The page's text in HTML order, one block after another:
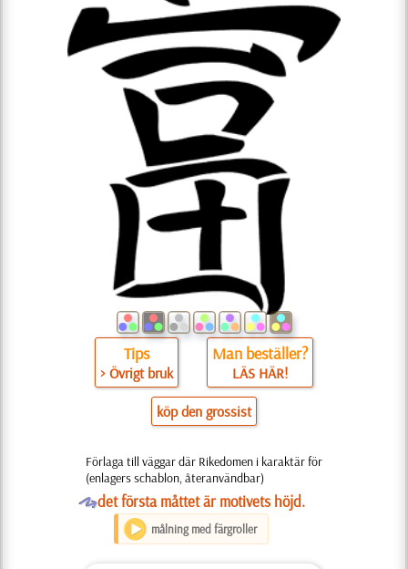
Tips
> Övrigt bruk
Man beställer?
LÄS HÄR!
köp den grossist
Förlaga till väggar där Rikedomen i karaktär för
(enlagers schablon, återanvändbar)
Odet första måttet är motivets höjd.
målning med färgroller